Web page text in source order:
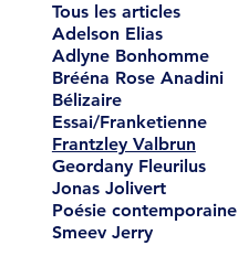
Tous les articles
Adelson Elias
Adlyne Bonhomme
Brééna Rose Anadini
Bélizaire
Essai/Franketienne
Frantzley Valbrun
Geordany Fleurilus
Jonas Jolivert
Poésie contemporaine
Smeev Jerry